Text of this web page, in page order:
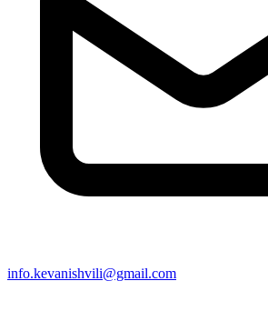
info.kevanishvili@gmail.com